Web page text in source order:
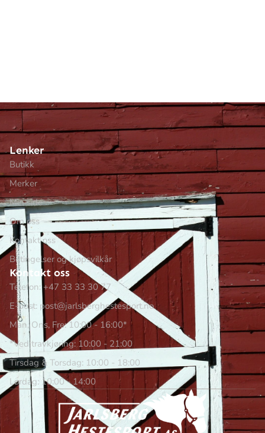
Lenker
Butikk
Merker
Min side
Om oss
Kontakt oss
Betingelser og kjøpsvilkår
Kontakt oss
Telefon: +47 33 33 30 77
E-post: post@jarlsberghestesport.no
Man, Ons, Fre: 10:00 - 16:00*
*Ved travkjøring: 10:00 - 21:00
Tirsdag & Torsdag: 10:00 - 18:00
Lørdag: 10:00 - 14:00